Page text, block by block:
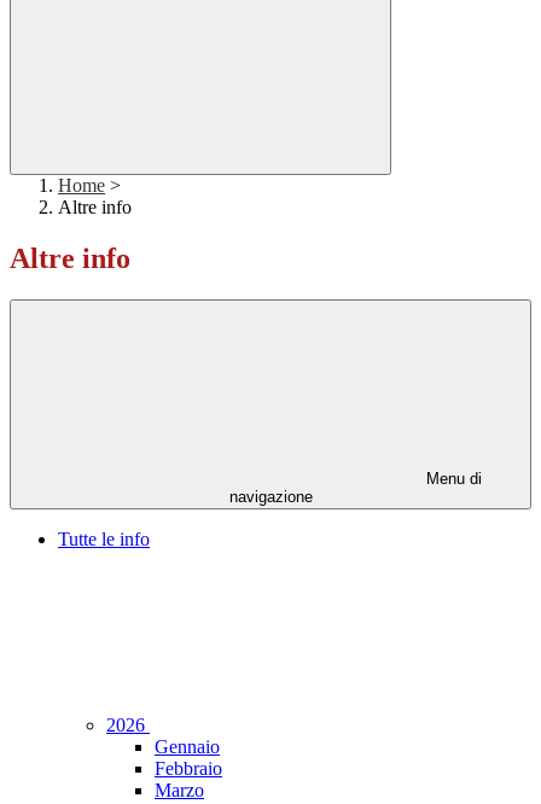
Home >
Altre info
Altre info
Menu di
navigazione
Tutte le info
2026
Gennaio
Febbraio
Marzo